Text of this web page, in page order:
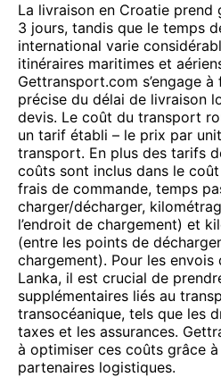
La livraison en Croatie prend
3 jours, tandis que le temps
international varie
itinéraires maritimes et
Gettransport.com s’engage
précise du délai de livraison
devis. Le coût du transport
un tarif établi – le prix par
transport. En plus des tarifs
coûts sont inclus dans le
frais de commande, temps
charger/décharger,
l’endroit de chargement) et
(entre les points de
chargement). Pour les envois
Lanka, il est crucial de
supplémentaires liés au
transocéanique, tels que les
taxes et les assurances.
à optimiser ces coûts grâce
partenaires logistiques.